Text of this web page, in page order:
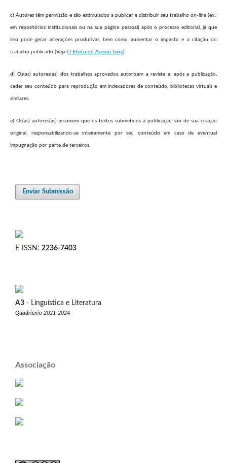
c) Autores têm permissão e são estimulados a publicar e distribuir seu trabalho on-line (ex.:
em repositórios institucionais ou na sua página pessoal) após o processo editorial, já que
isso pode gerar alterações produtivas, bem como aumentar o impacto e a citação do
trabalho publicado (Veja O Efeito do Acesso Livre).
d) Os(as) autores(as) dos trabalhos aprovados autorizam a revista a, após a publicação,
ceder seu conteúdo para reprodução em indexadores de conteúdo, bibliotecas virtuais e
similares.
e) Os(as) autores(as) assumem que os textos submetidos à publicação são de sua criação
original, responsabilizando-se inteiramente por seu conteúdo em caso de eventual
impugnação por parte de terceiros.
Enviar Submissão
E-ISSN: 2236-7403
A3 - Linguística e Literatura
Quadriênio 2021-2024
Associação